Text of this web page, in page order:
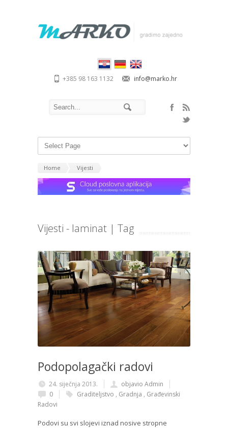
+385 98 163 1132 info@marko.hr
Home Vijesti
Vijesti - laminat | Tag
Podopolagački radovi
24. siječnja 2013.
objavio Admin
0
Graditeljstvo , Gradnja , Građevinski
Radovi
Podovi su svi slojevi iznad nosive stropne